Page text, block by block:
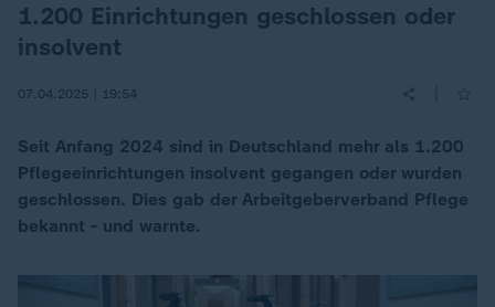
:1.200 Einrichtungen geschlossen oder
insolvent
07.04.2025 | 19:54
Seit Anfang 2024 sind in Deutschland mehr als 1.200
Pflegeeinrichtungen insolvent gegangen oder wurden
geschlossen. Dies gab der Arbeitgeberverband Pflege
bekannt - und warnte.